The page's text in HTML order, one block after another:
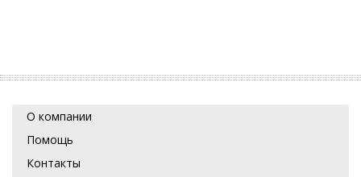
О компании
Помощь
Контакты